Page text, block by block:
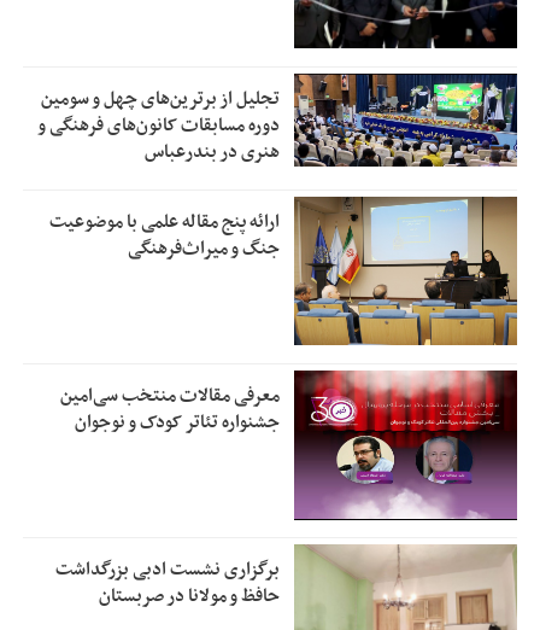
تجلیل از بر‌ترین‌های چهل و سومین
دوره مسابقات کانون‌های فرهنگی و
هنری در بندرعباس
ارائه پنج مقاله علمی با موضوعیت
جنگ و میراث‌فرهنگی
معرفی مقالات منتخب سی‌امین
جشنواره تئاتر کودک و نوجوان
برگزاری نشست ادبی بزرگداشت
حافظ و مولانا در صربستان